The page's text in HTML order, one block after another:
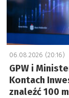
06.08.2026 (20:16)
GPW i
Kontach
znaleźć 100